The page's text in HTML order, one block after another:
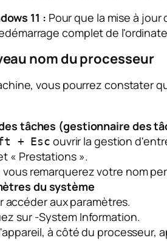
11 : Pour que la mise à
complet de
nom du processeur
vous pourrez constater
tâches (gestionnaire des
+ Esc ouvrir la gestion
« Prestations ».
remarquerez votre nom
du système
accéder aux paramètres.
sur -System Information.
à côté du processeur,